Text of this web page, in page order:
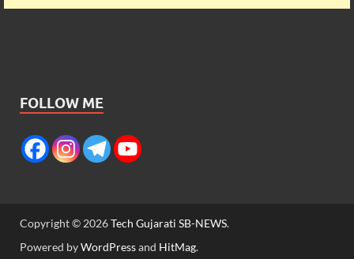
FOLLOW ME
Copyright © 2026Tech Gujarati SB-NEWS.
Powered byWordPressand HitMag.